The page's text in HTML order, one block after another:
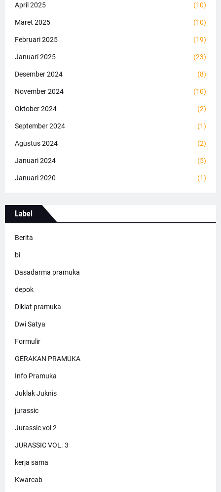
April 2025 (10)
Maret 2025 (10)
Februari 2025 (19)
Januari 2025 (23)
Desember 2024 (8)
November 2024 (10)
Oktober 2024 (2)
September 2024 (1)
Agustus 2024 (2)
Januari 2024 (5)
Januari 2020 (1)
Label
Berita
bi
Dasadarma pramuka
depok
Diklat pramuka
Dwi Satya
Formulir
GERAKAN PRAMUKA
Info Pramuka
Juklak Juknis
jurassic
Jurassic vol 2
JURASSIC VOL. 3
kerja sama
Kwarcab